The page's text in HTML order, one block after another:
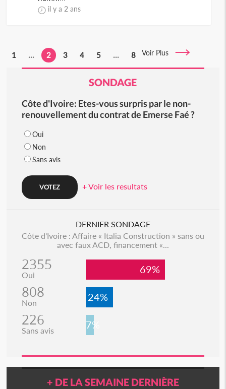
il y a 2 ans
1 ... 2 3 4 5 ... 8 Voir Plus
SONDAGE
Côte d'Ivoire: Etes-vous surpris par le non-
renouvellement du contrat de Emerse Faé ?
Oui
Non
Sans avis
+ Voir les resultats
DERNIER SONDAGE
Côte d'Ivoire : Affaire « Italia Construction » sans ou
avec faux ACD, financement «...
2355
Oui 69%
808
Non 24%
226
Sans avis 7%
+ DE LA SEMAINE DERNIÈRE